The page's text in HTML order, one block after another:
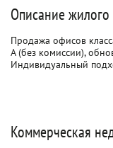
Описание жилого
Продажа офисов
А (без комиссии),
Индивидуальный
Коммерческая